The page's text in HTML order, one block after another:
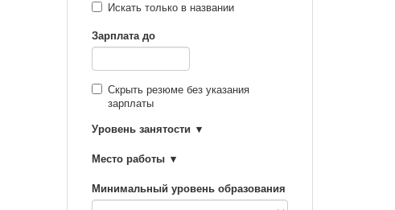
Искать только в названии
Зарплата до
Скрыть резюме без указания
зарплаты
Уровень занятости
Место работы
Минимальный уровень образования